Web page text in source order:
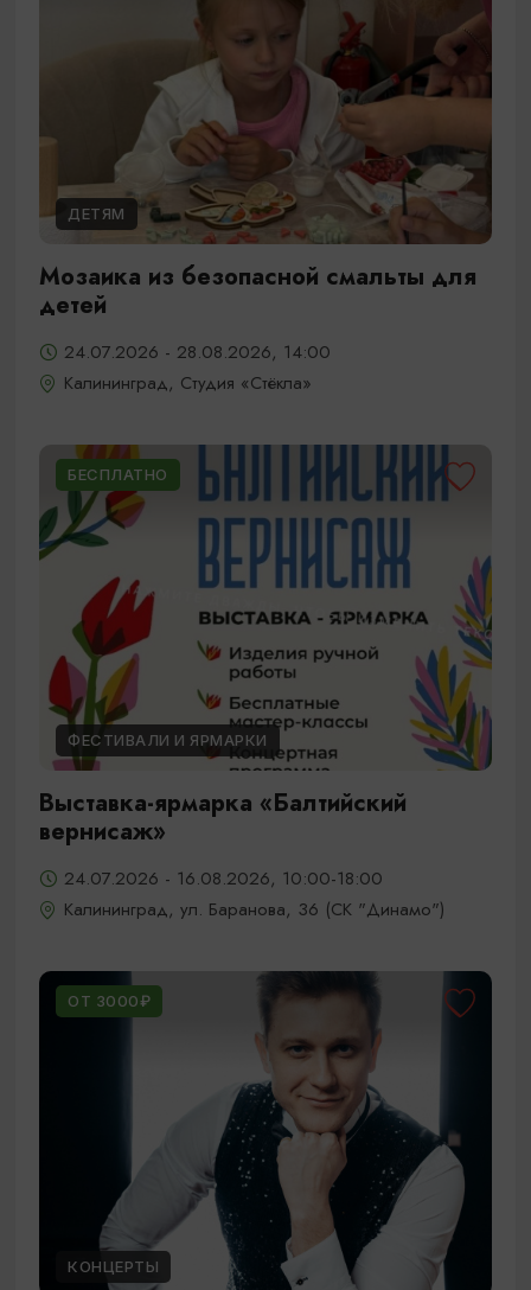
ДЕТЯМ
Мозаика из безопасной смальты для
детей
24.07.2026 - 28.08.2026, 14:00
Калининград, Студия «Стёкла»
БЕСПЛАТНО
ФЕСТИВАЛИ И ЯРМАРКИ
Выставка-ярмарка «Балтийский
вернисаж»
24.07.2026 - 16.08.2026, 10:00-18:00
Калининград, ул. Баранова, 36 (СК "Динамо")
ОТ 3000₽
КОНЦЕРТЫ